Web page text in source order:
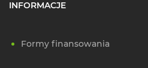
INFORMACJE
Formy finansowania